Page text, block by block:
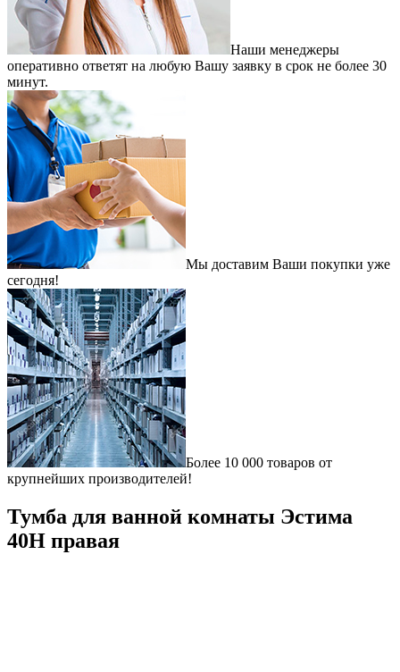
Наши менеджеры
оперативно ответят на любую Вашу заявку в срок не более 30
минут.
Мы доставим Ваши покупки уже
сегодня!
Более 10 000 товаров от
крупнейших производителей!
Тумба для ванной комнаты Эстима
40Н правая